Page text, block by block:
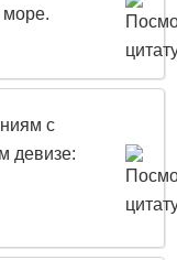
море.
с
девизе: